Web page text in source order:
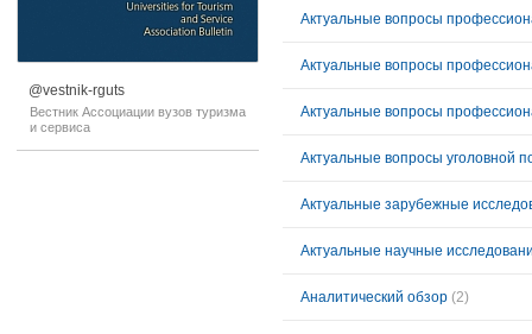
@vestnik-rguts
Вестник Ассоциации вузов туризма
и сервиса
Актуальные вопросы
Актуальные вопросы
Актуальные вопросы
Актуальные вопросы уголовной
Актуальные зарубежные
Актуальные научные
Аналитический обзор (2)